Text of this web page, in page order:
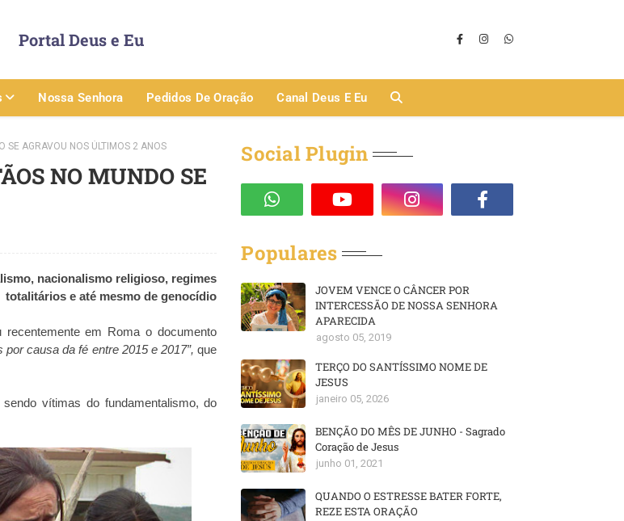
Portal Deus e Eu
Nossa Senhora Pedidos De Oração Canal Deus E Eu
SE AGRAVOU NOS ÚLTIMOS 2 ANOS
NO MUNDO SE
nacionalismo religioso, regimes
totalitários e até mesmo de genocídio
em Roma o documento
causa da fé entre 2015 e 2017”, que
vítimas do fundamentalismo, do
Social Plugin
Populares
JOVEM VENCE O CÂNCER POR
INTERCESSÃO DE NOSSA SENHORA
APARECIDA
agosto 05, 2019
TERÇO DO SANTÍSSIMO NOME DE
JESUS
janeiro 05, 2026
BENÇÃO DO MÊS DE JUNHO - Sagrado
Coração de Jesus
junho 01, 2021
QUANDO O ESTRESSE BATER FORTE,
REZE ESTA ORAÇÃO